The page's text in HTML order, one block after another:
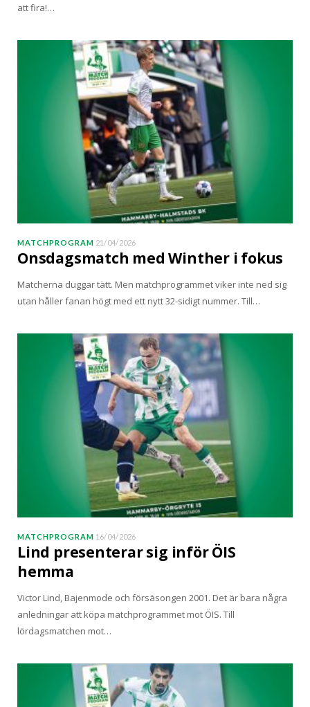
att fira!…
MATCHPROGRAM 21/04/2026
Onsdagsmatch med Winther i fokus
Matcherna duggar tätt. Men matchprogrammet viker inte ned sig
utan håller fanan högt med ett nytt 32-sidigt nummer. Till…
MATCHPROGRAM 16/04/2026
Lind presenterar sig inför ÖIS
hemma
Victor Lind, Bajenmode och försäsongen 2001. Det är bara några
anledningar att köpa matchprogrammet mot ÖIS. Till
lördagsmatchen mot…